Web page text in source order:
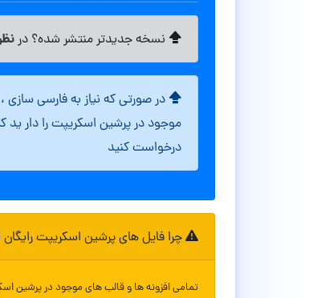
نسخه جدیدتر منتشر شده؟ در
در صورتی که نیاز به فارسی
موجود در پرشین اسکریپت را دار ید
درخواست کنید
چرا فایل های پرشین اسکریپت
تمامی افزونه ها و قالب های موجود در پرشین